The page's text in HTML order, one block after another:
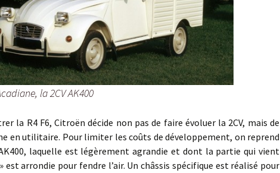
la 2CV AK400
F6, Citroën décide non pas de faire évoluer la 2CV, mais de
en utilitaire. Pour limiter les coûts de développement, on reprend
laquelle est légèrement agrandie et dont la partie qui vient
est arrondie pour fendre l’air. Un châssis spécifique est réalisé pour